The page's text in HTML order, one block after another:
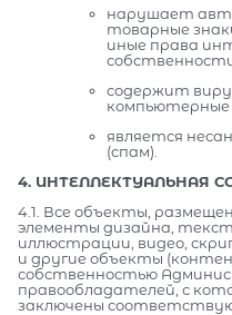
нарушает
товарные
иные права
содержит
компьютерные
является
(спам).
4. ИНТЕЛЛЕКТУАЛЬНАЯ
4.1. Все объекты,
элементы дизайна,
иллюстрации, видео,
и другие объекты
собственностью
правообладателей, с
заключены